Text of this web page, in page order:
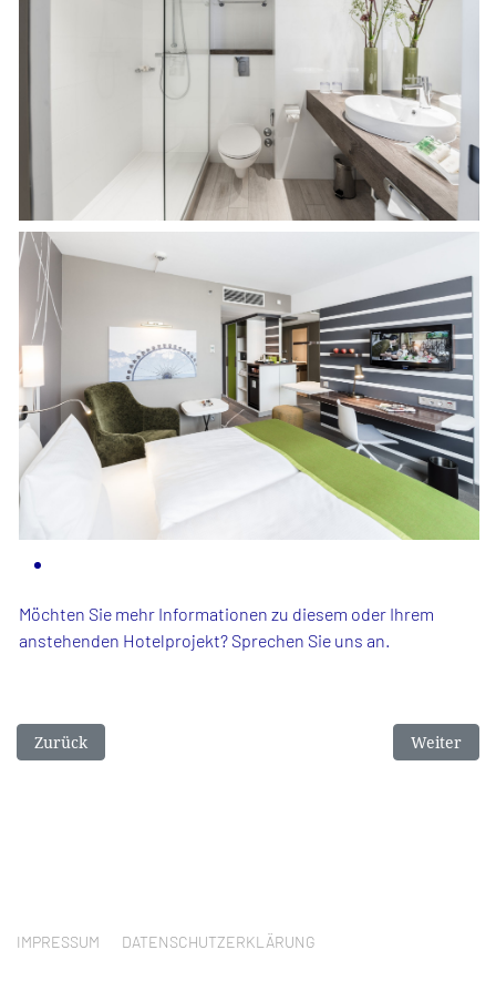
Möchten Sie mehr Informationen zu diesem oder Ihrem
anstehenden Hotelprojekt? Sprechen Sie uns an.
Vorheriger Beitrag: Crowne Plazas Restaurant Wilson's Berlin
Zurück Nächster
Weiter
IMPRESSUM
DATENSCHUTZERKLÄRUNG